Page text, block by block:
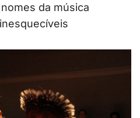
da música